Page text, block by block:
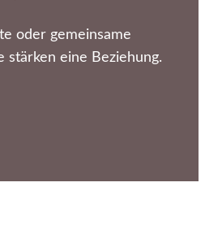
oder gemeinsame
stärken eine Beziehung.